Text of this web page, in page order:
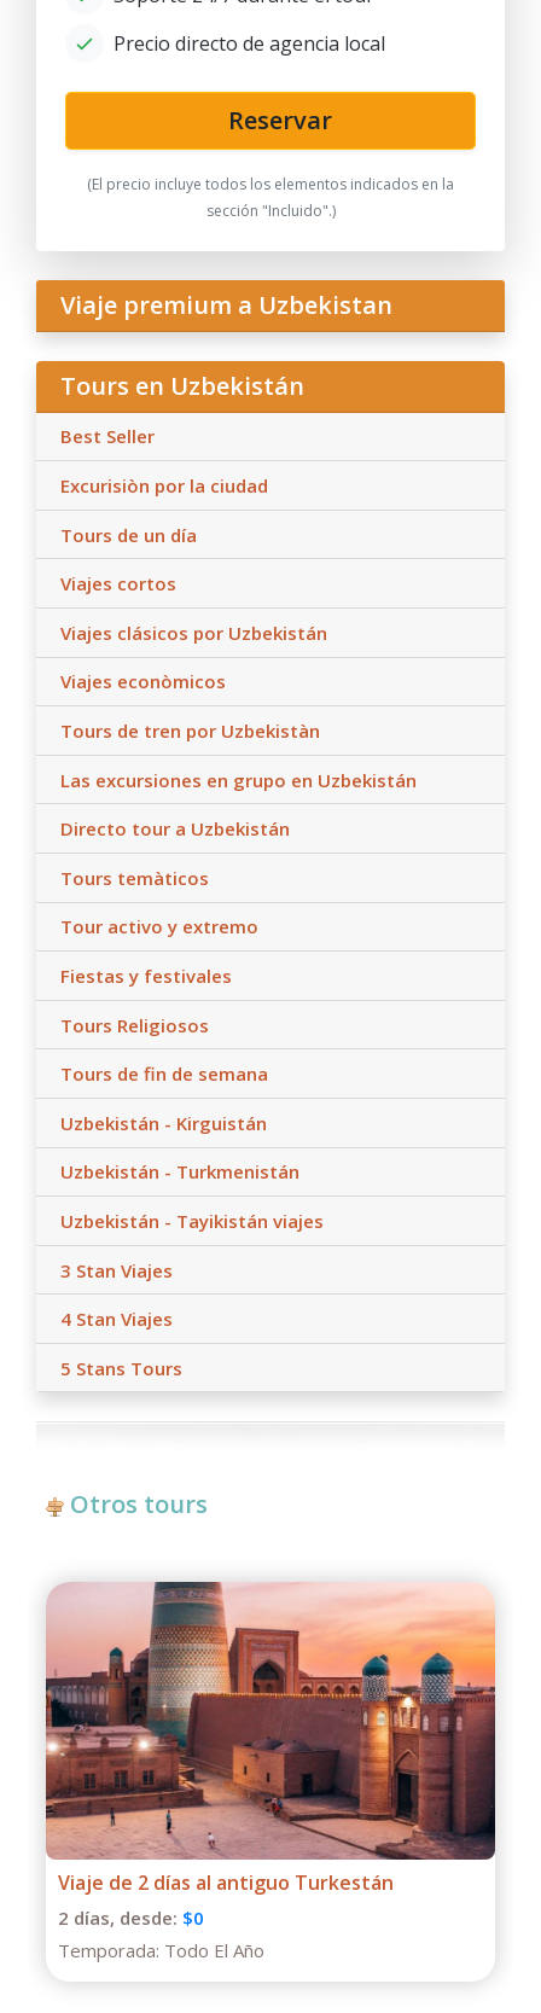
Precio directo de agencia local
Reservar
(El precio incluye todos los elementos indicados en la
sección "Incluido".)
Viaje premium a Uzbekistan
Tours en Uzbekistán
Best Seller
Excurisiòn por la ciudad
Tours de un día
Viajes cortos
Viajes clásicos por Uzbekistán
Viajes econòmicos
Tours de tren por Uzbekistàn
Las excursiones en grupo en Uzbekistán
Directo tour a Uzbekistán
Tours temàticos
Tour activo y extremo
Fiestas y festivales
Tours Religiosos
Tours de fin de semana
Uzbekistán - Kirguistán
Uzbekistán - Turkmenistán
Uzbekistán - Tayikistán viajes
3 Stan Viajes
4 Stan Viajes
5 Stans Tours
Otros tours
Tour de un día al Cañón Charyn desde
Almaty
1 días, desde:
$130